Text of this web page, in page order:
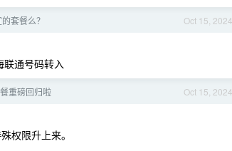
Oct 15, 2024
套餐么？
联通号码转入
Oct 15, 2024
重磅回归啦
权限升上来。